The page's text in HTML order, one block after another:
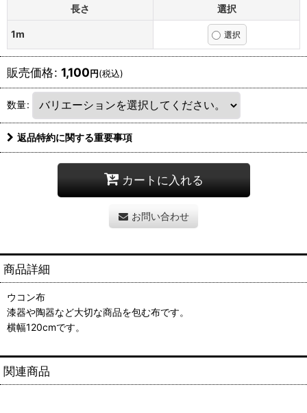
長さ 選択
1m
販売価格: 1,100円(税込)
数量:
返品特約に関する重要事項
カートに入れる
お問い合わせ
商品詳細
ウコン布
漆器や陶器など大切な商品を包む布です。
横幅120cmです。
関連商品